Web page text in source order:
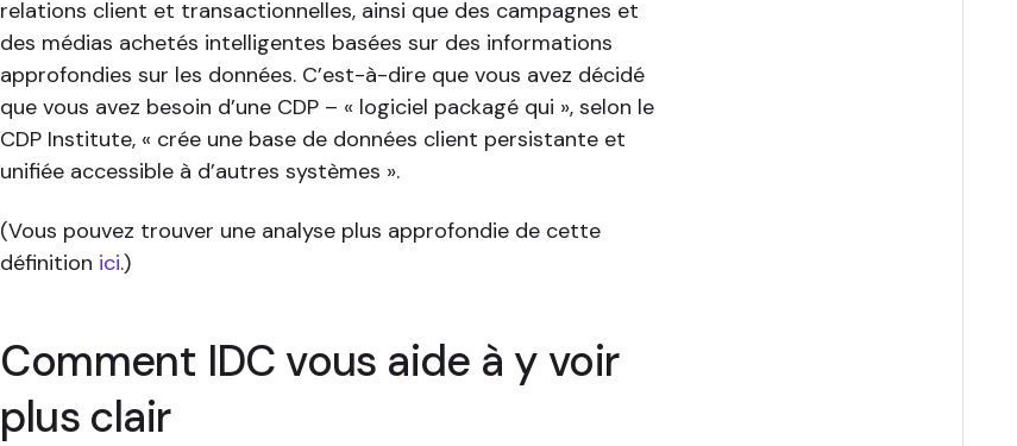
relations client et transactionnelles, ainsi que des campagnes et
des médias achetés intelligentes basées sur des informations
approfondies sur les données. C’est-à-dire que vous avez décidé
que vous avez besoin d’une CDP – « logiciel packagé qui », selon le
CDP Institute, « crée une base de données client persistante et
unifiée accessible à d’autres systèmes ».
(Vous pouvez trouver une analyse plus approfondie de cette
définition ici.)
Comment IDC vous aide à y voir
plus clair